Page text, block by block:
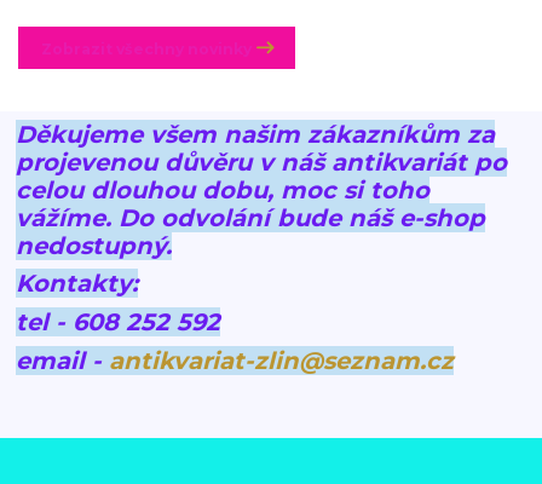
Děkujeme všem našim zákazníkům za
projevenou důvěru v náš antikvariát po
celou dlouhou dobu, moc si toho
vážíme. Do odvolání bude náš e-shop
nedostupný.
Kontakty:
tel - 608 252 592
email - antikvariat-zlin@seznam.cz